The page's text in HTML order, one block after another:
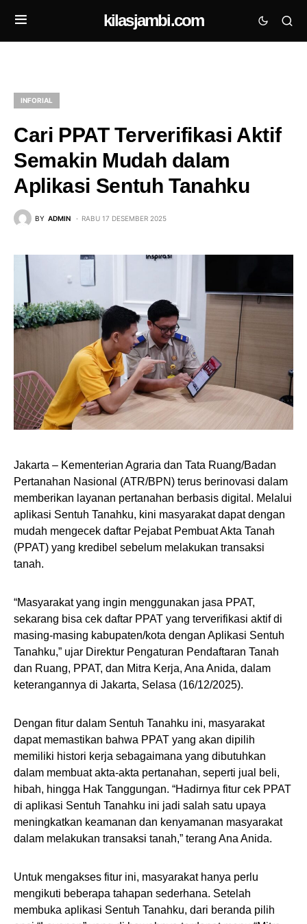
kilasjambi.com
INFORIAL
Cari PPAT Terverifikasi Aktif
Semakin Mudah dalam
Aplikasi Sentuh Tanahku
BY ADMIN RABU 17 DESEMBER 2025
Jakarta – Kementerian Agraria dan Tata Ruang/Badan
Pertanahan Nasional (ATR/BPN) terus berinovasi dalam
memberikan layanan pertanahan berbasis digital. Melalui
aplikasi Sentuh Tanahku, kini masyarakat dapat dengan
mudah mengecek daftar Pejabat Pembuat Akta Tanah
(PPAT) yang kredibel sebelum melakukan transaksi
tanah.
“Masyarakat yang ingin menggunakan jasa PPAT,
sekarang bisa cek daftar PPAT yang terverifikasi aktif di
masing-masing kabupaten/kota dengan Aplikasi Sentuh
Tanahku,” ujar Direktur Pengaturan Pendaftaran Tanah
dan Ruang, PPAT, dan Mitra Kerja, Ana Anida, dalam
keterangannya di Jakarta, Selasa (16/12/2025).
Dengan fitur dalam Sentuh Tanahku ini, masyarakat
dapat memastikan bahwa PPAT yang akan dipilih
memiliki histori kerja sebagaimana yang dibutuhkan
dalam membuat akta-akta pertanahan, seperti jual beli,
hibah, hingga Hak Tanggungan. “Hadirnya fitur cek PPAT
di aplikasi Sentuh Tanahku ini jadi salah satu upaya
meningkatkan keamanan dan kenyamanan masyarakat
dalam melakukan transaksi tanah,” terang Ana Anida.
Untuk mengakses fitur ini, masyarakat hanya perlu
mengikuti beberapa tahapan sederhana. Setelah
membuka aplikasi Sentuh Tanahku, dari beranda pilih